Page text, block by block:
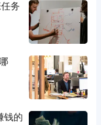
务
钱的